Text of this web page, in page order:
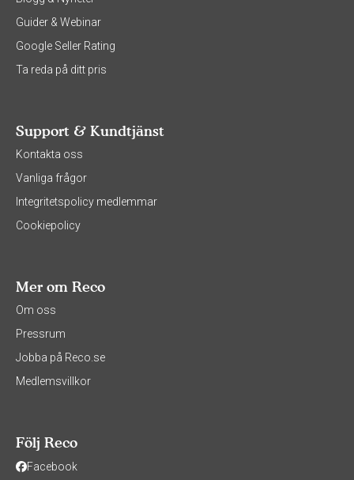
Guider & Webinar
Google Seller Rating
Ta reda på ditt pris
Support & Kundtjänst
Kontakta oss
Vanliga frågor
Integritetspolicy medlemmar
Cookiepolicy
Mer om Reco
Om oss
Pressrum
Jobba på Reco.se
Medlemsvillkor
Följ Reco
Facebook